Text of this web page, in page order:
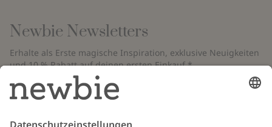
Newbie Newsletters
Erhalte als Erste magische Inspiration, exklusive Neuigkeiten
und 10 % Rabatt auf deinen ersten Einkauf.*
*Gilt nur für deine erste Bestellung und ist nicht mit anderen Rabatten
oder Angeboten kombinierbar. Gilt nicht für limitierte Artikel. Bitte
überprüfe deinen Spam-Ordner. Lies unsere